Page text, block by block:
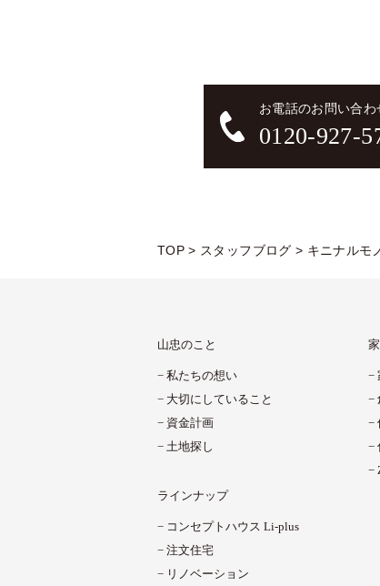
お電話のお問い合わ
0120-927-
TOP > スタッフブログ > キニナルモ
山忠のこと
私たちの想い
大切にしていること
資金計画
土地探し
ラインナップ
コンセプトハウス Li-plus
注文住宅
リノベーション